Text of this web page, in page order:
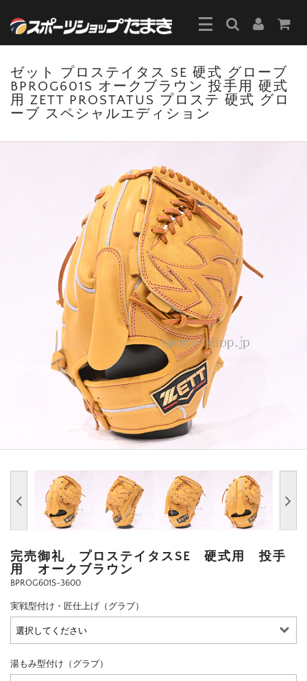
ゼット プロステイタス SE 硬式 グローブ
BPROG601S オークブラウン 投手用 硬式
用 ZETT PROSTATUS プロステ 硬式 グロ
ーブ スペシャルエディション
完売御礼 プロステイタスSE 硬式用 投手
用 オークブラウン
BPROG601S-3600
実戦型付け・匠仕上げ（グラブ）
湯もみ型付け（グラブ）